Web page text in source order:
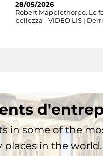
28/05/2026
Robert Mapplethorpe. Le
bellezza - VIDEO LIS |
in some of the
places in the world.